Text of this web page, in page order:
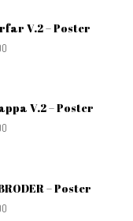
V.2 – Poster
V.2 – Poster
– Poster